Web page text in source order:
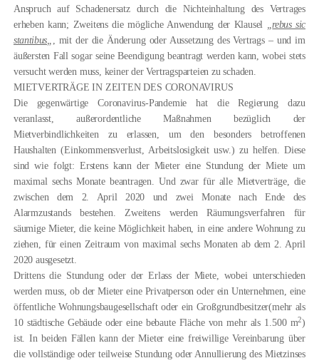
Anspruch auf Schadenersatz durch die Nichteinhaltung des Vertrages
erheben kann; Zweitens die mögliche Anwendung der Klausel
„rebus sic
stantibus
, mit der die Änderung oder Aussetzung des Vertrags – und im
äußersten Fall sogar seine Beendigung beantragt werden kann, wobei stets
versucht werden muss, keiner der Vertragsparteien zu schaden.
MIETVERTRÄGE IN ZEITEN DES CORONAVIRUS
Die gegenwärtige Coronavirus-Pandemie hat die Regierung dazu
veranlasst, außerordentliche Maßnahmen bezüglich der
Mietverbindlichkeiten zu erlassen, um den besonders betroffenen
Haushalten (Einkommensverlust, Arbeitslosigkeit usw.) zu helfen. Diese
sind wie folgt: Erstens kann der Mieter eine Stundung der Miete um
maximal sechs Monate beantragen. Und zwar für alle Mietverträge, die
zwischen dem 2. April 2020 und zwei Monate nach Ende des
Alarmzustands bestehen. Zweitens werden Räumungsverfahren für
säumige Mieter, die keine Möglichkeit haben, in eine andere Wohnung zu
ziehen, für einen Zeitraum von maximal sechs Monaten ab dem 2. April
2020 ausgesetzt
Drittens die Stundung oder der Erlass der Miete, wobei unterschieden
werden muss,ob der Mieter eine Privatperson oder ein Unternehmen, eine
öffentliche Wohnungsbaugesellschaft oder ein Großgrundbesitzer(mehr als
10 städtische Gebäude oder eine bebaute Fläche von mehr als 1.500 m2)
ist. In beiden Fällen kann der Mieter eine freiwillige Vereinbarung über
die vollständige oder teilweise Stundung oder Annullierung des Mietzinses